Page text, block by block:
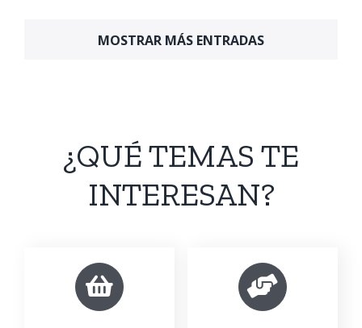
MOSTRAR MÁS ENTRADAS
¿QUÉ TEMAS TE
INTERESAN?